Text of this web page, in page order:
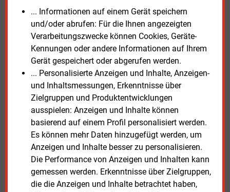
... Informationen auf einem Gerät speichern
und/oder abrufen: Für die Ihnen angezeigten
Verarbeitungszwecke können Cookies, Geräte-
Kennungen oder andere Informationen auf Ihrem
Gerät gespeichert oder abgerufen werden.
... Personalisierte Anzeigen und Inhalte, Anzeigen-
und Inhaltsmessungen, Erkenntnisse über
Zielgruppen und Produktentwicklungen
ausspielen: Anzeigen und Inhalte können
basierend auf einem Profil personalisiert werden.
Es können mehr Daten hinzugefügt werden, um
Anzeigen und Inhalte besser zu personalisieren.
Die Performance von Anzeigen und Inhalten kann
gemessen werden. Erkenntnisse über Zielgruppen,
die die Anzeigen und Inhalte betrachtet haben,
Staatssekretär Meyer verwies in diesem
Zusammenhang auf das Amortisationskonto zur
Finanzierung des Wasserstoffkernnetzes. Zudem
führe die Bundesregierung Gespräche mit der
Europäischen Union, um regulatorische Vorgaben für
erneuerbaren Wasserstoff anzupassen und den
Markthochlauf zu erleichtern. Programme wie
H2Global sollen den internationalen Handel
unterstützen.
Hans-Jürgen Walter, Global Leader Sustainable
Finance bei Deloitte, plädierte für einen
grundlegenden Perspektivwechsel. Der Staat solle
stärker als Mobilisierer privaten Kapitals agieren.